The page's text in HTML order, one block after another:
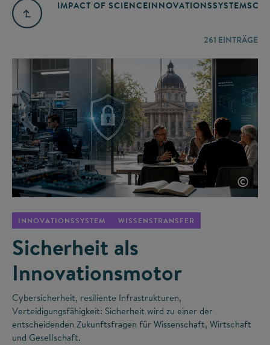
IMPACT OF SCIENCEINNOVATIONSSYSTEM
261 EINTRÄGE
©
INNOVATIONSSYSTEM WISSENSTRANSFER
Sicherheit als
Innovationsmotor
Cybersicherheit, resiliente Infrastrukturen,
Verteidigungsfähigkeit: Sicherheit wird zu einer der
entscheidenden Zukunftsfragen für Wissenschaft, Wirtschaft
und Gesellschaft.